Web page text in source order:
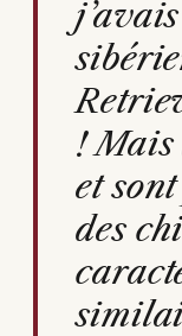
! Mais
et
des